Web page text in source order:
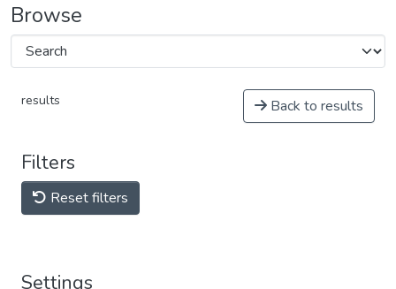
Browse
results Back to results
Filters
Reset filters
Settings